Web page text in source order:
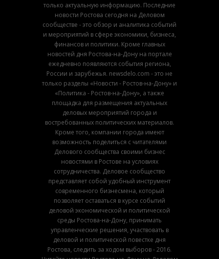
только актуальную информацию. Последние
новости Ростова сегодня на Деловом
сообществе - это обзор и аналитика событий
и мероприятий в сфере экономики, бизнеса,
финансов и политики. Кроме главных
новостей дня Ростова-на-Дону на портале
ежедневно появляются события региона,
России и зарубежья. newsdelo.com - это не
только разделы «Новости - Ростов-на-Дону» и
«Политика - Ростов-на-Дону», а также
площадка для размещения актуальных
деловых мероприятий города и
востребованных политических материалов.
Кроме того, компании города имеют
возможность поделиться с читателями
Делового сообщества своими бизнес
новостями в Ростове на условиях
сотрудничества. Деловое сообщество
представляет собой удобный инструмент
современного бизнесмена, который
позволяет оставаться в курсе событий
деловой экономической и политической
среды Ростова-на-Дону, принимать
управленческие решения, участвовать в
деловой и политической повестке дня
Ростова, следить за ходом выборов - 2016.